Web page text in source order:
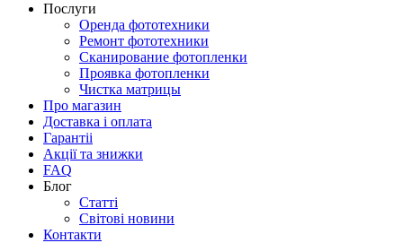
Послуги
Оренда фототехники
Ремонт фототехники
Сканирование фотопленки
Проявка фотопленки
Чистка матрицы
Про магазин
Доставка і оплата
Гарантіі
Акції та знижки
FAQ
Блог
Статті
Світові новини
Контакти